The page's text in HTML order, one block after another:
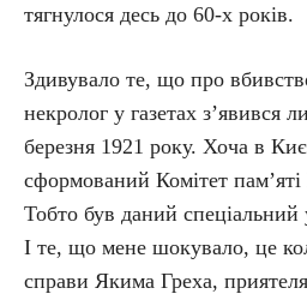
тягнулося десь до 60-х років.
Здивувало те, що про
некролог у газетах з’явився
березня 1921 року. Хоча в
сформований Комітет
Тобто був даний
І те, що мене шокувало, це
справи Якима Греха,